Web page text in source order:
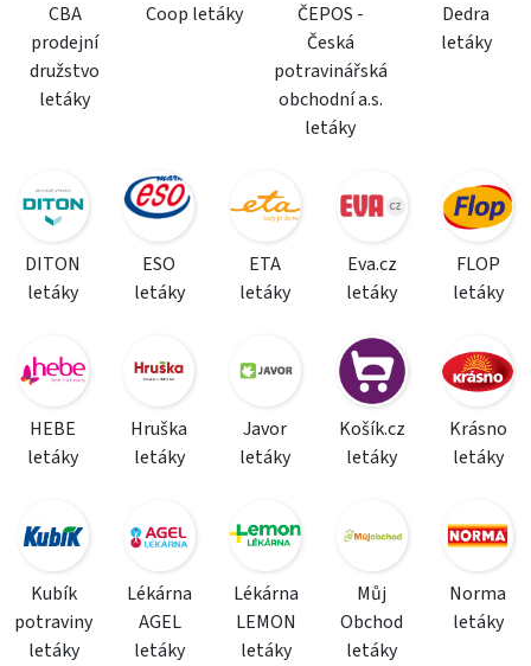
CBA
prodejní
družstvo
letáky
Coop letáky
ČEPOS -
Česká
potravinářská
obchodní a.s.
letáky
Dedra
letáky
DITON
letáky
ESO
letáky
ETA
letáky
Eva.cz
letáky
FLOP
letáky
HEBE
letáky
Hruška
letáky
Javor
letáky
Košík.cz
letáky
Krásno
letáky
Kubík
potraviny
letáky
Lékárna
AGEL
letáky
Lékárna
LEMON
letáky
Můj
Obchod
letáky
Norma
letáky